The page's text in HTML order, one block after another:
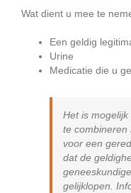
Wat dient u mee te
Een geldig
Urine
Medicatie die u
Het is
te combineren
voor een
dat de
gelijklopen.